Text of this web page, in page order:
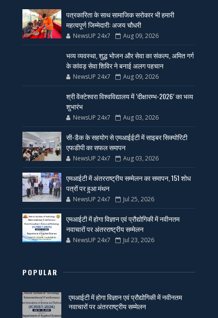
पत्रकारिता के साथ सामाजिक सरोकार भी हमारी
महत्वपूर्ण जिम्मेदारी: अजय चौधरी
NewsUP 24x7 Aug 09, 2026
भव्य व्यवस्था, शुद्ध भोजन और सेवा का संकल्प, अमित गर्ग
के कांवड़ सेवा शिविर ने बनाई अलग पहचान
NewsUP 24x7 Aug 09, 2026
श्री वेंक्टेश्वरा विश्वविद्यालय में ‘दीक्षारम्भ-2026’ का भव्य
शुभारंभ
NewsUP 24x7 Aug 03, 2026
सी-डैक के सहयोग से एमआईईटी में साइबर सिक्योरिटी
एफडीपी का सफल समापन
NewsUP 24x7 Aug 03, 2026
एमआईटी में अंतरराष्ट्रीय सम्मेलन का समापन, 151 शोध
पत्रों पर हुआ मंथन
NewsUP 24x7 Jul 25, 2026
एमआईटी में होगा विज्ञान एवं प्रौद्योगिकी में नवीनतम
नवाचारों पर अंतरराष्ट्रीय सम्मेलन
NewsUP 24x7 Jul 23, 2026
POPULAR
एमआईटी में होगा विज्ञान एवं प्रौद्योगिकी में नवीनतम
नवाचारों पर अंतरराष्ट्रीय सम्मेलन